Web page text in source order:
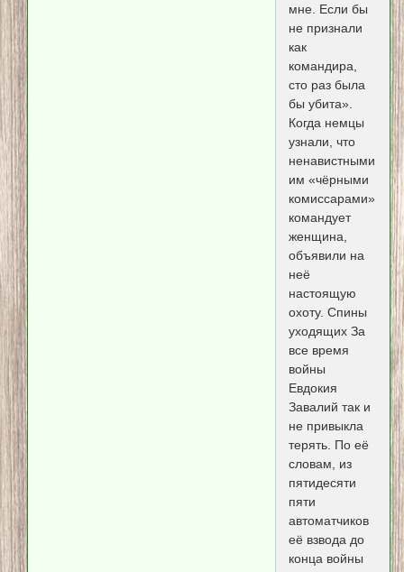
мне. Если бы
не признали
как
командира,
сто раз была
бы убита».
Когда немцы
узнали, что
ненавистными
им «чёрными
комиссарами»
командует
женщина,
объявили на
неё
настоящую
охоту. Спины
уходящих За
все время
войны
Евдокия
Завалий так и
не привыкла
терять. По её
словам, из
пятидесяти
пяти
автоматчиков
её взвода до
конца войны